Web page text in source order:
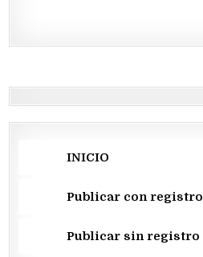
INICIO
Publicar con registro
Publicar sin registro